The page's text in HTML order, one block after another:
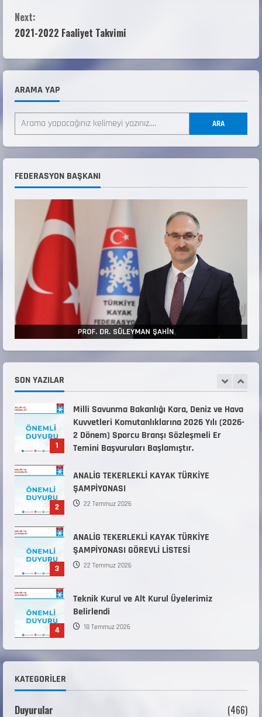
Next:
2021-2022 Faaliyet Takvimi
ARAMA YAP
ARA
FEDERASYON BAŞKANI
SON YAZILAR
ANALİG TEKERLEKLİ KAYAK TÜRKİYE
ŞAMPİYONASI
ANALİG TEKERLEKLİ KAYAK TÜRKİYE
ŞAMPİYONASI GÖREVLİ LİSTESİ
22 Temmuz 2026
Teknik Kurul ve Alt Kurul Üyelerimiz
Belirlendi
18 Temmuz 2026
5
KAYAKLI KOŞU VE BİATHLON 3.KADEME
ANTRENÖRLÜK KURSU DUYURUSU
12 Temmuz 2026
1
Millî Savunma Bakanlığı Kara, Deniz ve Hava
Temini Başvuruları Başlamıştır.
31 Temmuz 2026
2
ANALİG TEKERLEKLİ KAYAK TÜRKİYE
ŞAMPİYONASI
22 Temmuz 2026
3
ANALİG TEKERLEKLİ KAYAK TÜRKİYE
ŞAMPİYONASI GÖREVLİ LİSTESİ
4
Teknik Kurul ve Alt Kurul Üyelerimiz
Belirlendi
5
KAYAKLI KOŞU VE BİATHLON 3.KADEME
ANTRENÖRLÜK KURSU DUYURUSU
Millî Savunma Bakanlığı Kara, Deniz ve Hava
2 Dönem) Sporcu Branşı Sözleşmeli Er
KATEGORILER
Duyurular (466)